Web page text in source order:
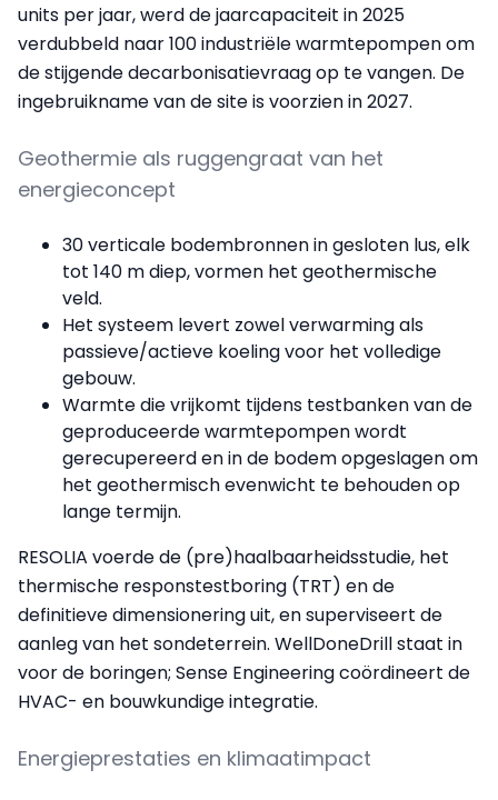
units per jaar, werd de jaarcapaciteit in 2025
verdubbeld naar 100 industriële warmtepompen om
de stijgende decarbonisatievraag op te vangen. De
ingebruikname van de site is voorzien in 2027.
Geothermie als ruggengraat van het
energieconcept
30 verticale bodembronnen in gesloten lus, elk
tot 140 m diep, vormen het geothermische
veld.
Het systeem levert zowel verwarming als
passieve/actieve koeling voor het volledige
gebouw.
Warmte die vrijkomt tijdens testbanken van de
geproduceerde warmtepompen wordt
gerecupereerd en in de bodem opgeslagen om
het geothermisch evenwicht te behouden op
lange termijn.
RESOLIA voerde de (pre)haalbaarheidsstudie, het
thermische responstestboring (TRT) en de
definitieve dimensionering uit, en superviseert de
aanleg van het sondeterrein. WellDoneDrill staat in
voor de boringen; Sense Engineering coördineert de
HVAC- en bouwkundige integratie.
Energieprestaties en klimaatimpact